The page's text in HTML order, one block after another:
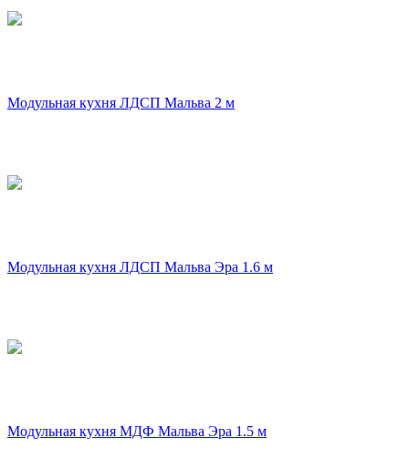
Модульная кухня ЛДСП Мальва 2 м
Модульная кухня ЛДСП Мальва Эра 1.6 м
Модульная кухня МДФ Мальва Эра 1.5 м